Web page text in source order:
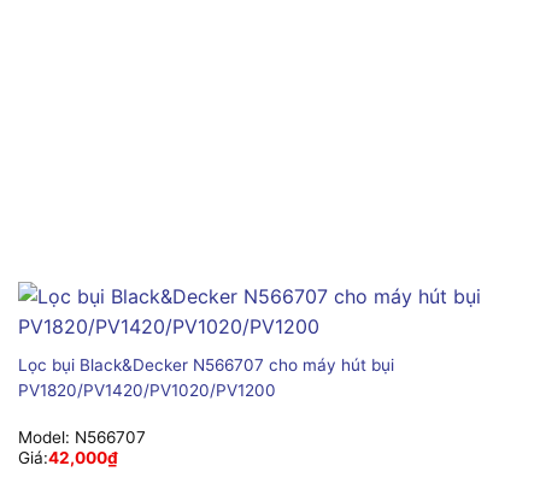
Lọc bụi Black&Decker N566707 cho máy hút bụi
PV1820/PV1420/PV1020/PV1200
Model: N566707
Giá:42,000₫